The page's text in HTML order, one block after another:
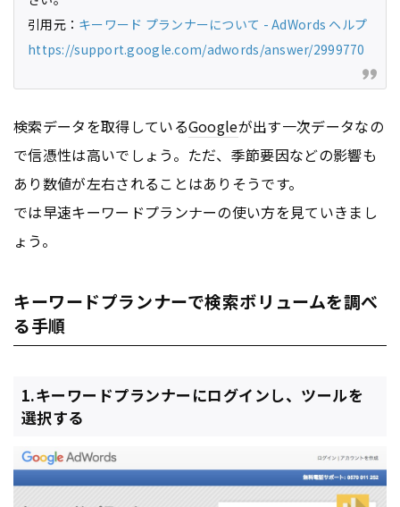
引用元： キーワード プランナーについて - AdWords ヘルプ
https://support.google.com/adwords/answer/2999770
検索データを取得しているGoogleが出す一次データなの
で信憑性は高いでしょう。ただ、季節要因などの影響も
あり数値が左右されることはありそうです。
では早速キーワードプランナーの使い方を見ていきまし
ょう。
キーワードプランナーで検索ボリュームを調べ
る手順
1.キーワードプランナーにログインし、ツールを
選択する